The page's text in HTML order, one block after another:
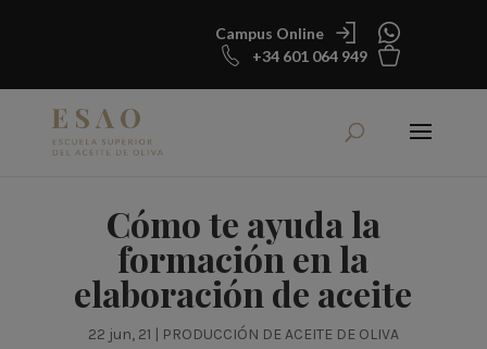
Campus Online
+34 601 064 949
Cómo te ayuda la
formación en la
elaboración de aceite
22 jun, 21 | PRODUCCIÓN DE ACEITE DE OLIVA